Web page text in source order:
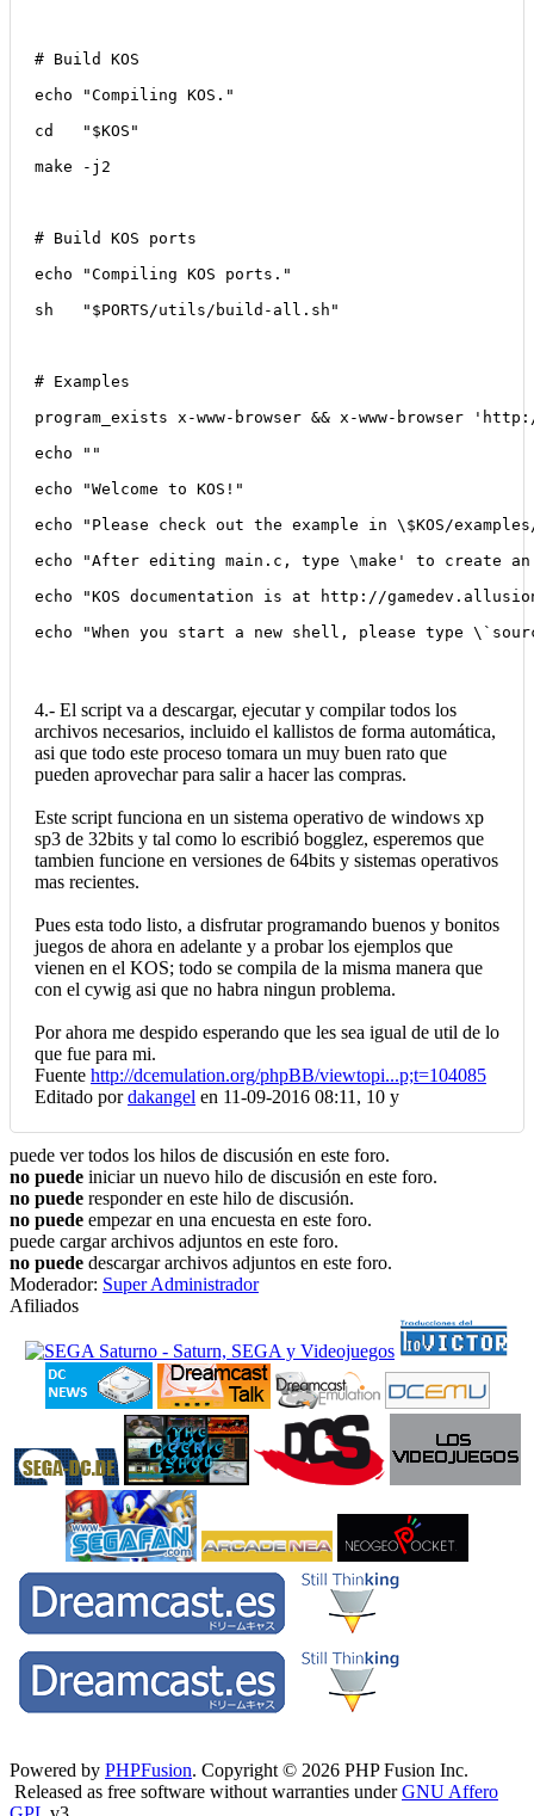
# Build KOS
echo "Compiling KOS."
cd   "$KOS"
make -j2
# Build KOS ports
echo "Compiling KOS ports."
sh   "$PORTS/utils/build-all.sh"
# Examples
program_exists x-www-browser && x-www-browser
echo ""
echo "Welcome to KOS!"
echo "Please check out the example in \ $KOS/
echo "After editing main.c, type \make' to create
echo "KOS documentation is at http://
echo "When you start a new shell, please type
4.- El script va a descargar, ejecutar y compilar todos los
archivos necesarios, incluido el kallistos de forma automática,
asi que todo este proceso tomara un muy buen rato que
pueden aprovechar para salir a hacer las compras.
Este script funciona en un sistema operativo de windows xp
sp3 de 32bits y tal como lo escribió bogglez, esperemos que
tambien funcione en versiones de 64bits y sistemas operativos
mas recientes.
Pues esta todo listo, a disfrutar programando buenos y bonitos
juegos de ahora en adelante y a probar los ejemplos que
vienen en el KOS; todo se compila de la misma manera que
con el cywig asi que no habra ningun problema.
Por ahora me despido esperando que les sea igual de util de lo
que fue para mi.
Fuente http://dcemulation.org/phpBB/viewtopi...p;t=104085
Editado pordakangel en 11-09-2016 08:11, 10 y
puede ver todos los hilos de discusión en este foro.
no puede iniciar un nuevo hilo de discusión en este foro.
no puede responder en este hilo de discusión.
no puede empezar en una encuesta en este foro.
puede cargar archivos adjuntos en este foro.
no puede descargar archivos adjuntos en este foro.
Moderador: Super Administrador
Afiliados
Powered by PHPFusion. Copyright © 2026 PHP Fusion Inc.
Released as free software without warranties underGNU Affero